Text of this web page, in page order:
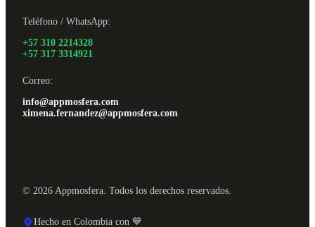
Teléfono / WhatsApp:
+57 310 2214328
+57 317 3314921
Correo:
info@appmosfera.com
ximena.fernandez@appmosfera.com
© 2026 Appmosfera. Todos los derechos reservados.
Hecho en Colombia con 💙